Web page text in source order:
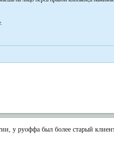
у руоффа был более старый